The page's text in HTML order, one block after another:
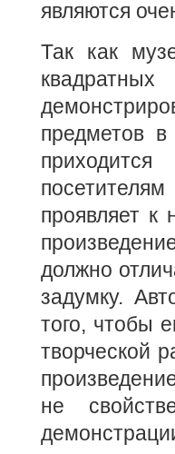
являются
Так как
предметов
проявляет
должно
задумку.
того, чтобы
творческой
не